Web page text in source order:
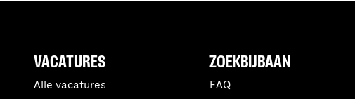
ZOEKBIJBAAN
FAQ
VACATURES
Alle vacatures